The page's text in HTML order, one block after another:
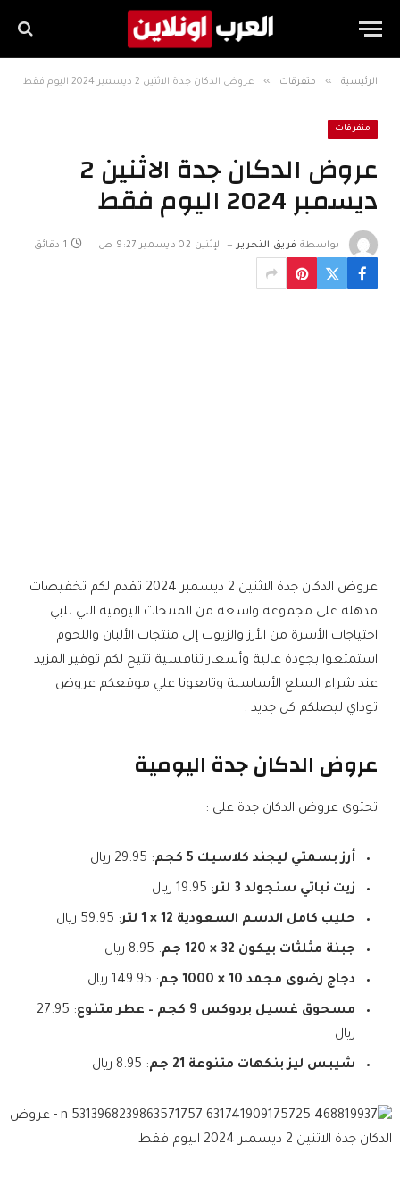
الرئيسية » متفرقات » عروض الدكان جدة الاثنين 2 ديسمبر 2024 اليوم فقط
متفرقات
عروض الدكان جدة الاثنين 2
ديسمبر 2024 اليوم فقط
بواسطة فريق التحرير الإثنين 02 ديسمبر 9:27 ص 1 دقائق
عروض الدكان جدة الاثنين 2 ديسمبر 2024 تقدم لكم تخفيضات
مذهلة على مجموعة واسعة من المنتجات اليومية التي تلبي
احتياجات الأسرة من الأرز والزيوت إلى منتجات الألبان واللحوم
استمتعوا بجودة عالية وأسعار تنافسية تتيح لكم توفير المزيد
عند شراء السلع الأساسية وتابعونا علي موقعكم عروض
توداي ليصلكم كل جديد .
عروض الدكان جدة اليومية
تحتوي عروض الدكان جدة علي :
أرز بسمتي ليجند كلاسيك 5 كجم : 29.95 ريال
زيت نباتي سنجولد 3 لتر : 19.95 ريال
حليب كامل الدسم السعودية 12 × 1 لتر : 59.95 ريال
جبنة مثلثات بيكون 32 × 120 جم : 8.95 ريال
دجاج رضوى مجمد 10 × 1000 جم : 149.95 ريال
مسحوق غسيل بردوكس 9 كجم – عطر متنوع
: 27.95
ريال
شيبس ليز بنكهات متنوعة 21 جم : 8.95 ريال